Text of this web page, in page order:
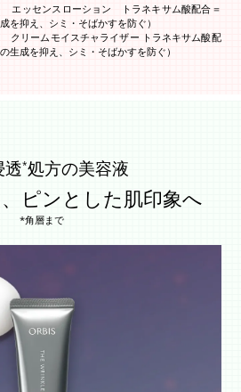
エッセンスローション トラネキサム酸配合＝
抑え、シミ・そばかすを防ぐ）
リームモイスチャライザー トラネキサム酸配
生成を抑え、シミ・そばかすを防ぐ）
透*処方の美容液
ピンとした肌印象へ
*角層まで